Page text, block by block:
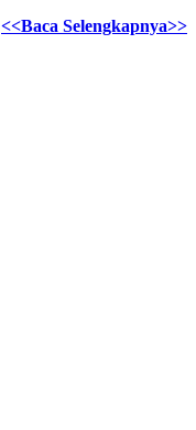
<<Baca Selengkapnya>>